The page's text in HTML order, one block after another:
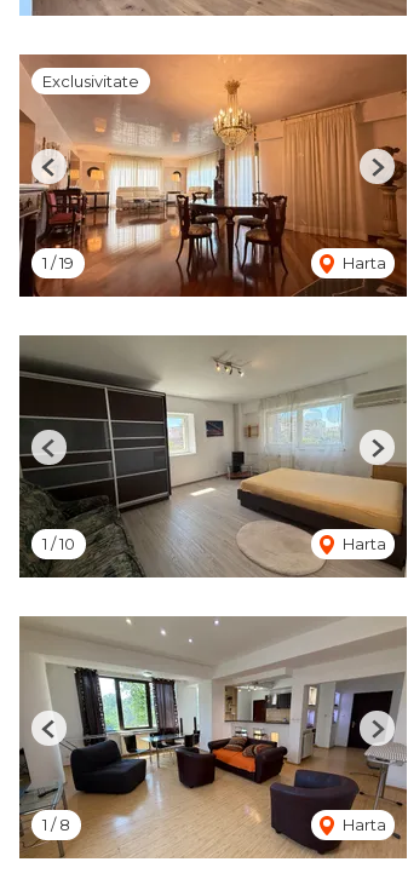
Exclusivitate
1 /19 Harta
Previous Next
1 /10 Harta
Previous Next
1 /8 Harta
Previous Next